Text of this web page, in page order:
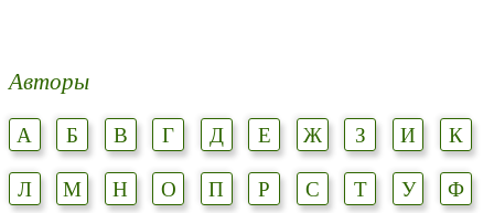
Авторы
А Б В Г Д Е Ж З И
К
Л
М Н О П Р С Т У
Ф